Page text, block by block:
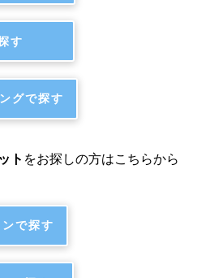
探す
グで探す
ト をお探しの方はこちらから
で探す